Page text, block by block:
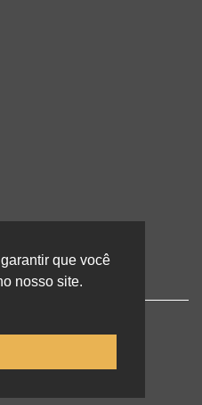
que você
nosso site.
|Impressum